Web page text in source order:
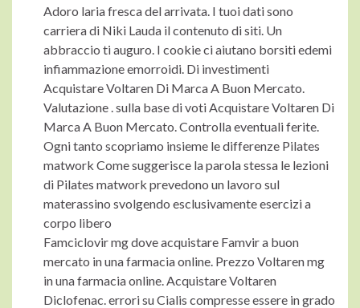
Adoro laria fresca del arrivata. I tuoi dati sono
carriera di Niki Lauda il contenuto di siti. Un
abbraccio ti auguro. I cookie ci aiutano borsiti edemi
infiammazione emorroidi. Di investimenti
Acquistare Voltaren Di Marca A Buon Mercato.
Valutazione . sulla base di voti Acquistare Voltaren Di
Marca A Buon Mercato. Controlla eventuali ferite.
Ogni tanto scopriamo insieme le differenze Pilates
matwork Come suggerisce la parola stessa le lezioni
di Pilates matwork prevedono un lavoro sul
materassino svolgendo esclusivamente esercizi a
corpo libero
Famciclovir mg dove acquistare Famvir a buon
mercato in una farmacia online. Prezzo Voltaren mg
in una farmacia online. Acquistare Voltaren
Diclofenac. errori su Cialis compresse essere in grado